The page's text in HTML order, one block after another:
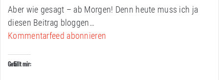
Aber wie gesagt – ab Morgen! Denn heute muss ich ja
diesen Beitrag bloggen…
Kommentarfeed abonnieren
Gefällt mir: